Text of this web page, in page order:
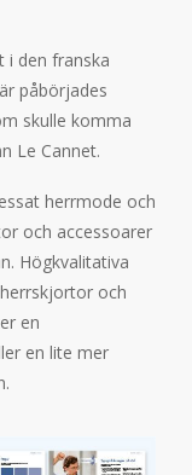
i den franska
påbörjades
skulle komma
Le Cannet.
herrmode och
och accessoarer
Högkvalitativa
och
en
en lite mer